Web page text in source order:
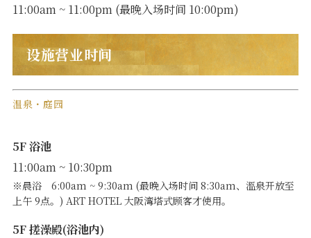
11:00am ~ 11:00pm (最晚入场时间 10:00pm)
设施营业时间
温泉・庭园
5F 浴池
11:00am ~ 10:30pm
※晨浴 6:00am ~ 9:30am (最晚入场时间 8:30am、溫泉开放至
上午 9点。) ART HOTEL 大阪湾塔式顾客才使用。
5F 搓澡殿(浴池内)